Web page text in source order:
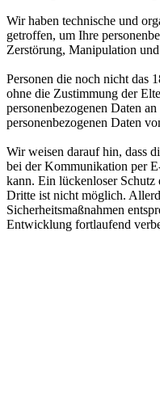
Wir haben technische und
getroffen, um Ihre
Zerstörung, Manipulation
Personen die noch nicht das
ohne die Zustimmung der
personenbezogenen Daten
personenbezogenen Daten
Wir weisen darauf hin, dass
bei der Kommunikation per
kann. Ein lückenloser
Dritte ist nicht möglich.
Sicherheitsmaßnahmen
Entwicklung fortlaufend